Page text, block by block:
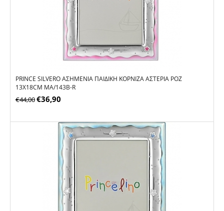
PRINCE SILVERO ΑΣΗΜΈΝΙΑ ΠΑΙΔΙΚΉ ΚΟΡΝΊΖΑ ΑΣΤΈΡΙΑ ΡΟΖ
13X18CM MA/143B-R
€44,00€36,90